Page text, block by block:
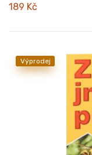
189 Kč
Výprodej